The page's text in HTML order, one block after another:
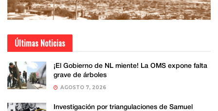
Últimas Noticias
¡El Gobierno de NL miente! La OMS expone falta
grave de árboles
AGOSTO 7, 2026
Investigación por triangulaciones de Samuel